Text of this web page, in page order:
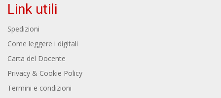
Link utili
Spedizioni
Come leggere i digitali
Carta del Docente
Privacy & Cookie Policy
Termini e condizioni